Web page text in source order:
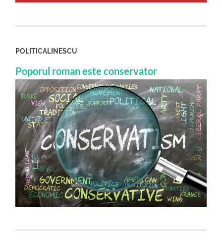
POLITICALINESCU
Poporul roman este conservator